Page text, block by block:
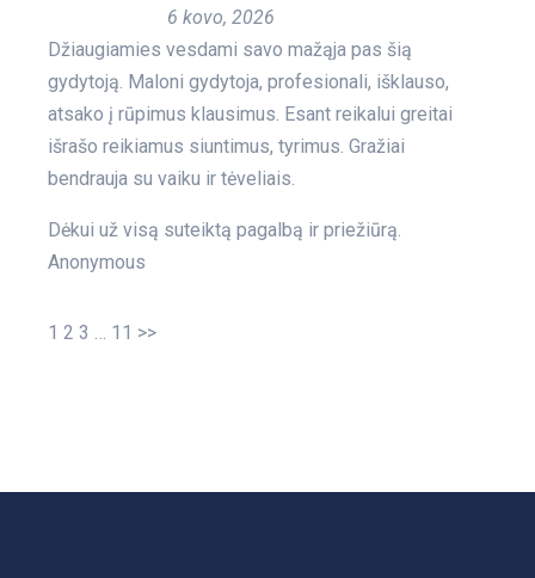
6 kovo, 2026
Džiaugiamies vesdami savo mažąja pas šią
gydytoją. Maloni gydytoja, profesionali, išklauso,
atsako į rūpimus klausimus. Esant reikalui greitai
išrašo reikiamus siuntimus, tyrimus. Gražiai
bendrauja su vaiku ir tėveliais.
Dėkui už visą suteiktą pagalbą ir priežiūrą.
Anonymous
1 2 3 … 11 >>